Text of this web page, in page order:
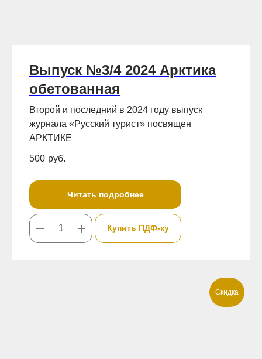
Выпуск №3/4 2024 Арктика
обетованная
Второй и последний в 2024 году выпуск
журнала «Русский турист» посвящен
АРКТИКЕ
500 руб.
Читать подробнее
Купить ПДФ-ку
Скидка